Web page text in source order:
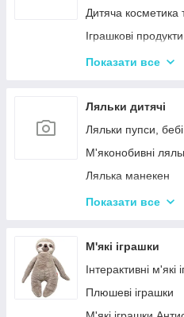
Дитяча косметика
Іграшкові
Іграшковий посуд
Дитячі ігрові
Дитячі рольові
Дитячий ігровий
Дитячий ігровий
Іграшковий салон
Показати все
Ляльки дитячі
Ляльки пупси,
М'яконобивні
Лялька манекен
Барбі та схожі
Лялькові будиночки
Візочки для ляльок
Ліжечка для ляльок
Одяг та аксесуари
Показати все
М'які іграшки
Інтерактивні м'які
Плюшеві іграшки